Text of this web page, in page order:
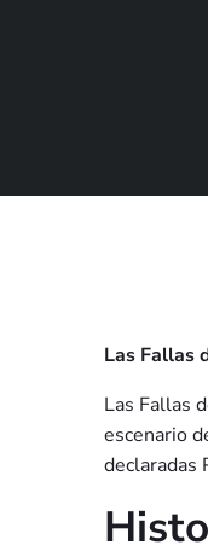
Las Fallas
Las Fallas
escenario
declaradas